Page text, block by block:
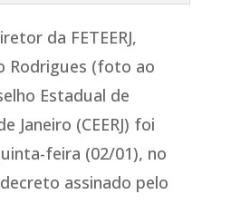
da FETEERJ,
Rodrigues (foto ao
Estadual de
Janeiro (CEERJ) foi
feira (02/01), no
assinado pelo